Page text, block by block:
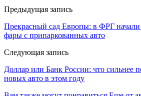
Предыдущая запись
Прекрасный сад Европы: в ФРГ начали
фары с припаркованных авто
Следующая запись
Доллар или Банк России: что сильнее
новых авто в этом году